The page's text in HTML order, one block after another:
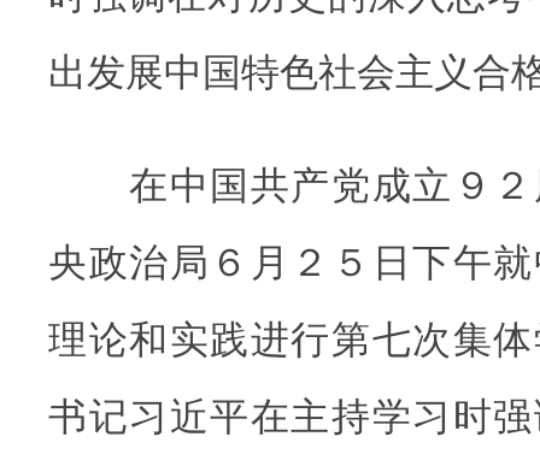
出发展中国特色社会主义合
在中国共产党成立９２
央政治局６月２５日下午
理论和实践进行第七次集
书记习近平在主持学习时